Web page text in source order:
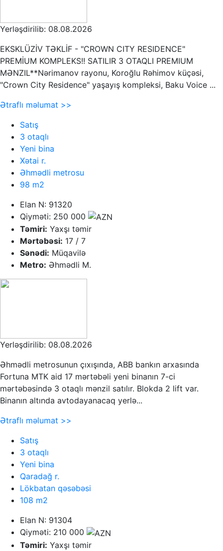
Yerləşdirilib: 08.08.2026
EKSKLÜZİV TƏKLİF - "CROWN CITY RESIDENCE"
PREMİUM KOMPLEKS!! SATILIR 3 OTAQLI PREMIUM
MƏNZIL**Nərimanov rayonu, Koroğlu Rəhimov küçəsi,
"Crown City Residence" yaşayış kompleksi, Baku Voice ...
Ətraflı məlumat >>
Satış
3 otaqlı
Yeni bina
Xətai r.
Əhmədli metrosu
98 m2
Elan N: 91320
Qiyməti: 250 000
Təmiri: Yaxşı təmir
Mərtəbəsi: 17 / 7
Sənədi: Müqavilə
Metro: Əhmədli M.
Yerləşdirilib: 08.08.2026
Əhmədli metrosunun çıxışında, ABB bankın arxasında
Fortuna MTK aid 17 mərtəbəli yeni binanın 7-ci
mərtəbəsində 3 otaqlı mənzil satılır. Blokda 2 lift var.
Binanın altında avtodayanacaq yerlə...
Ətraflı məlumat >>
Satış
3 otaqlı
Yeni bina
Qaradağ r.
Lökbatan qəsəbəsi
108 m2
Elan N: 91304
Qiyməti: 210 000
Təmiri: Yaxşı təmir